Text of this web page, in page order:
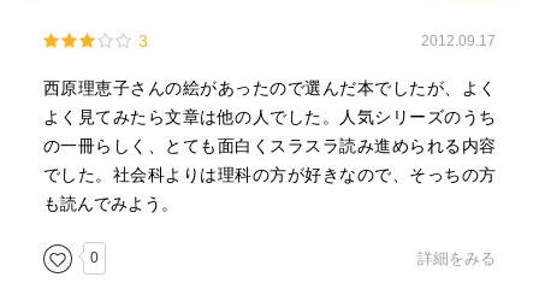
たいと
ころですが、元の値打ちと関係なく良いと言い張り続けら
とで、定着しているものも少なくないように思います。
P60のはっぱ（発破）屋の話が、映画のワンシーンに出て
きそう
絵を見
て、「クロコダイル・ダンディー」を思い出しました。確
3 2012.09.17
西原理恵子さんの絵があったので選んだ本でしたが、よく
よく見てみたら文章は他の人でした。人気シリーズのうち
の一冊らしく、とても面白くスラスラ読み進められる内容
でした。社会科よりは理科の方が好きなので、そっちの方
も読んでみよう。
0 詳細をみる